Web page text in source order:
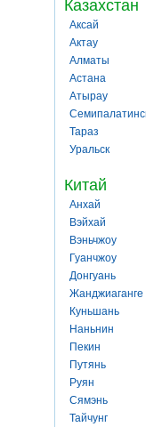
Казахстан
Аксай
Актау
Алматы
Астана
Атырау
Тараз
Уральск
Китай
Анхай
Вэйхай
Вэньчжоу
Гуанчжоу
Донгуань
Жанджиаганге
Куньшань
Наньнин
Пекин
Путянь
Руян
Сямэнь
Тайчунг